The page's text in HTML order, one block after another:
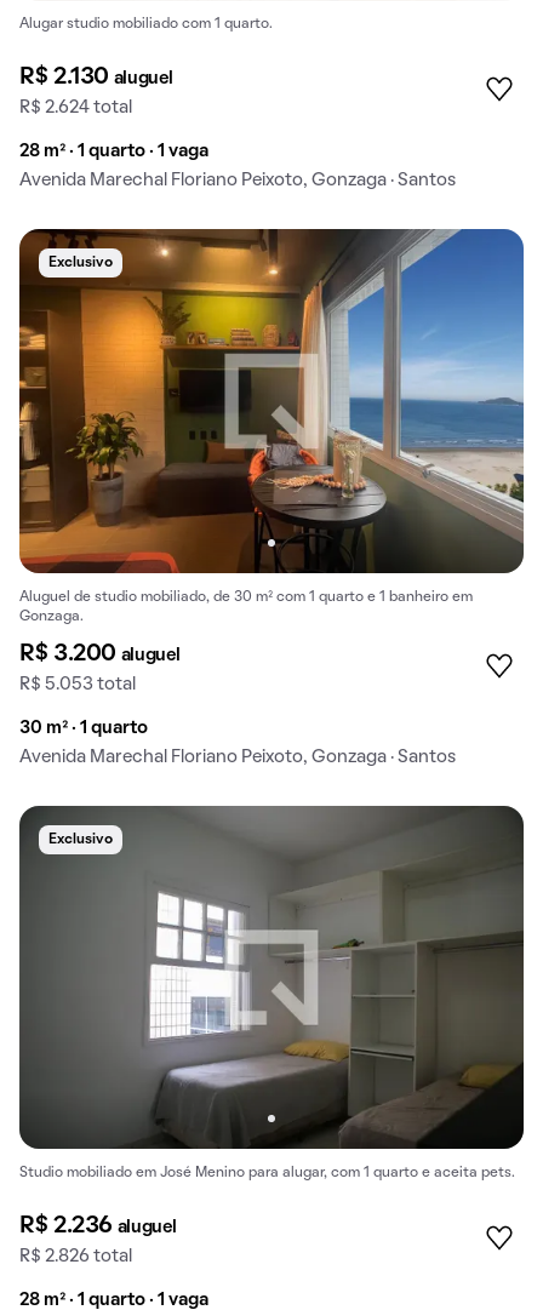
Alugar studio mobiliado com 1 quarto.
R$ 2.130 aluguel
R$ 2.624 total
28 m² · 1 quarto · 1 vaga
Avenida Marechal Floriano Peixoto, Gonzaga · Santos
Exclusivo
Aluguel de studio mobiliado, de 30 m² com 1 quarto e 1 banheiro em
Gonzaga.
R$ 3.200 aluguel
R$ 5.053 total
30 m² · 1 quarto
Avenida Marechal Floriano Peixoto, Gonzaga · Santos
Exclusivo
Studio mobiliado em José Menino para alugar, com 1 quarto e aceita pets.
R$ 2.236 aluguel
R$ 2.826 total
28 m² · 1 quarto · 1 vaga